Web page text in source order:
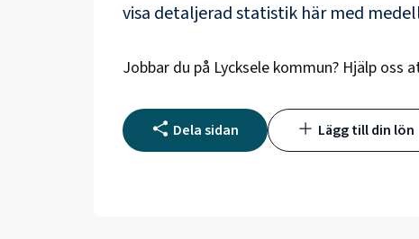
visa detaljerad statistik här med
Jobbar du på Lycksele kommun? Hjälp oss
Dela sidan Lägg till din lön